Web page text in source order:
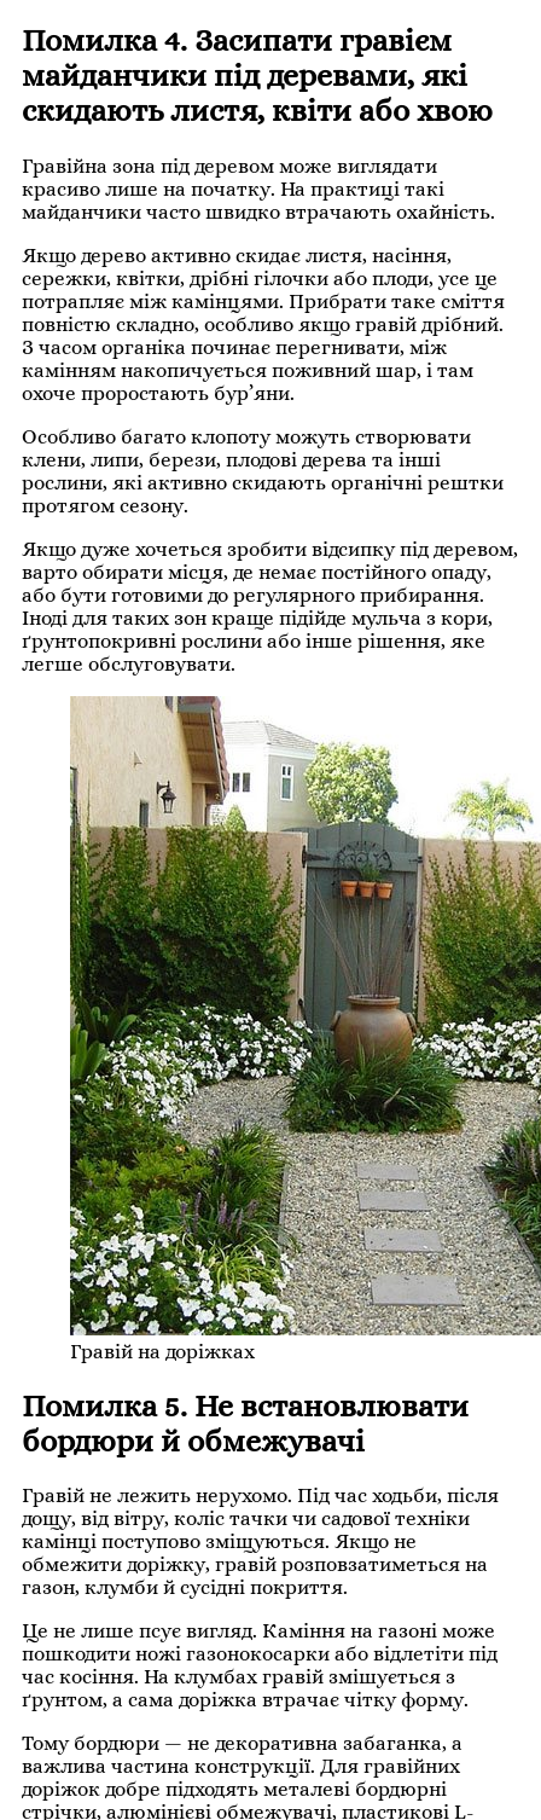
Помилка 4. Засипати гравієм
майданчики під деревами, які
скидають листя, квіти або хвою
Гравійна зона під деревом може виглядати
красиво лише на початку. На практиці такі
майданчики часто швидко втрачають охайність.
Якщо дерево активно скидає листя, насіння,
сережки, квітки, дрібні гілочки або плоди, усе це
потрапляє між камінцями. Прибрати таке сміття
повністю складно, особливо якщо гравій дрібний.
З часом органіка починає перегнивати, між
камінням накопичується поживний шар, і там
охоче проростають бур’яни.
Особливо багато клопоту можуть створювати
клени, липи, берези, плодові дерева та інші
рослини, які активно скидають органічні рештки
протягом сезону.
Якщо дуже хочеться зробити відсипку під деревом,
варто обирати місця, де немає постійного опаду,
або бути готовими до регулярного прибирання.
Іноді для таких зон краще підійде мульча з кори,
ґрунтопокривні рослини або інше рішення, яке
легше обслуговувати.
Гравій на доріжках
Помилка 5. Не встановлювати
бордюри й обмежувачі
Гравій не лежить нерухомо. Під час ходьби, після
дощу, від вітру, коліс тачки чи садової техніки
камінці поступово зміщуються. Якщо не
обмежити доріжку, гравій розповзатиметься на
газон, клумби й сусідні покриття.
Це не лише псує вигляд. Каміння на газоні може
пошкодити ножі газонокосарки або відлетіти під
час косіння. На клумбах гравій змішується з
ґрунтом, а сама доріжка втрачає чітку форму.
Тому бордюри — не декоративна забаганка, а
важлива частина конструкції. Для гравійних
доріжок добре підходять металеві бордюрні
стрічки, алюмінієві обмежувачі, пластикові L-